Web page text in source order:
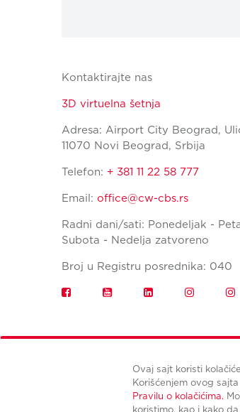
Ovaj sajt koristi
Korišćenjem ovog
Pravilu o kolačićima.
koristimo, kao i kako
Kontaktirajte nas
3D virtuelna šetnja
Adresa: Airport City Beograd,
11070 Novi Beograd, Srbija
Telefon: + 381 11 22 58 777
Email: office@cw-cbs.rs
Radni dani/sati: Ponedeljak -
Subota - Nedelja zatvoreno
Broj u Registru posrednika: 040